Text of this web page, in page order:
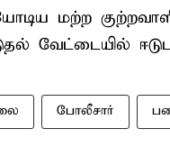
மற்ற
வேட்டையில்
போலீசார்